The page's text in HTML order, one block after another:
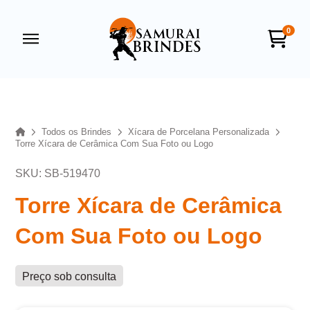
0
HomeTodos os Brindes
Xícara de Porcelana Personalizada
Torre Xícara de Cerâmica Com Sua Foto ou Logo
SKU: SB-519470
Torre Xícara de Cerâmica
Com Sua Foto ou Logo
Preço sob consulta